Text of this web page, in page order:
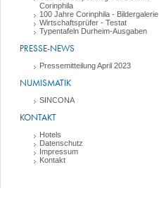
Corinphila
100 Jahre Corinphila - Bildergalerie
Wirtschaftsprüfer - Testat
Typentafeln Durheim-Ausgaben
PRESSE-NEWS
Pressemitteilung April 2023
NUMISMATIK
SINCONA
KONTAKT
Hotels
Datenschutz
Impressum
Kontakt